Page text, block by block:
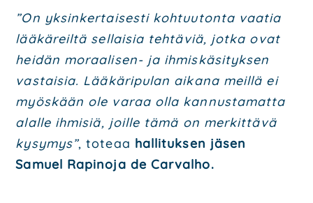
”On yksin­ker­tai­ses­ti koh­tuu­ton­ta vaa­tia
lää­kä­reil­tä sel­lai­sia teh­tä­viä, jot­ka ovat
hei­dän moraa­li­sen- ja ihmis­kä­si­tyk­sen
vas­tai­sia. Lää­kä­ri­pu­lan aika­na meil­lä ei
myös­kään ole varaa olla kan­nus­ta­mat­ta
alal­le ihmi­siä, joil­le tämä on mer­kit­tä­vä
kysy­mys”, tote­aa hal­li­tuk­sen jäsen
Samuel Rapi­no­ja de Car­val­ho.